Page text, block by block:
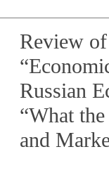
Review
Russian
“What
and